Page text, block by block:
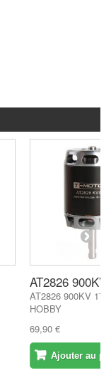
AT2826
AT2826 900KV
HOBBY
69,90 €
Ajouter au